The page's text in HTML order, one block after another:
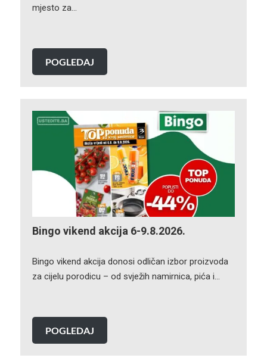
mjesto za…
POGLEDAJ
Bingo vikend akcija 6-9.8.2026.
Bingo vikend akcija donosi odličan izbor proizvoda
za cijelu porodicu – od svježih namirnica, pića i…
POGLEDAJ